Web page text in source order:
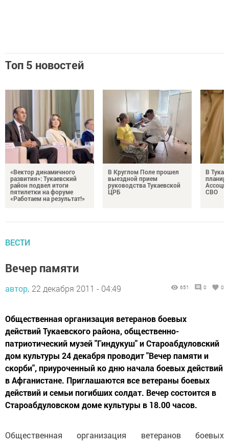
Топ 5 новостей
«Вектор динамичного
развития»: Тукаевский
район подвел итоги
пятилетки на форуме
«Работаем на результат!»
В Круглом Поле прошел
выездной прием
руководства Тукаевской
ЦРБ
В
СВО
ВЕСТИ
Вечер памяти
автор, 22 декабря 2011 - 04:49 651 0 0
Общественная организация ветеранов боевых
действий Тукаевского района, общественно-
патриотический музей "Гиндукуш" и Староабдуловский
дом культуры 24 декабря проводит "Вечер памяти и
скорби", приуроченный ко дню начала боевых действий
в Афганистане. Приглашаются все ветераны боевых
действий и семьи погибших солдат. Вечер состоится в
Староабдуловском доме культуры в 18.00 часов.
Общественная организация ветеранов боевых